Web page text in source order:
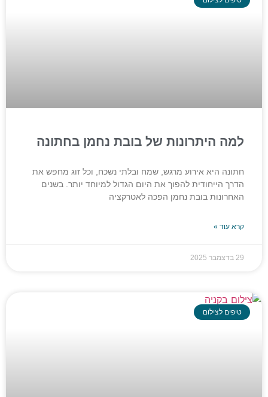
למה היתרונות של בובת נחמן בחתונה
חתונה היא אירוע מרגש, שמח ובלתי נשכח, וכל זוג מחפש את
הדרך הייחודית להפוך את היום הגדול למיוחד יותר. בשנים
האחרונות בובת נחמן הפכה לאטרקציה
קרא עוד »
29 בדצמבר 2025
טיפים לצילום